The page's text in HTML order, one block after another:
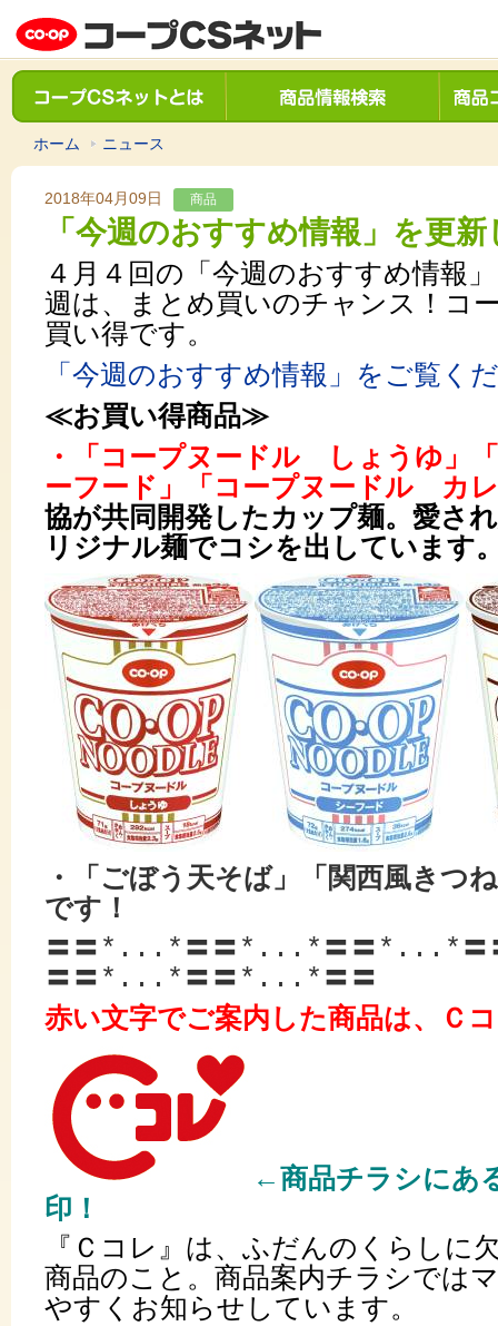
ホーム ニュース
2018年04月09日 商品
「今週のおすすめ情報」を更
４月４回の「今週のおすすめ情報
週は、まとめ買いのチャンス！コ
買い得です。
「今週のおすすめ情報」をご覧く
≪お買い得商品≫
・「コープヌードル しょうゆ」
ーフード」「コープヌードル カ
協が共同開発したカップ麺。愛さ
リジナル麺でコシを出しています
・「ごぼう天そば」「関西風きつ
です！
〓〓*...*〓〓*...*〓〓*...*
〓〓*...*〓〓*...*〓〓
赤い文字でご案内した商品は、Ｃ
←商品チラシにあ
印！
『Ｃコレ』は、 ふだんのくらしに
商品のこと。商品案内チラシでは
やすくお知らせしています。